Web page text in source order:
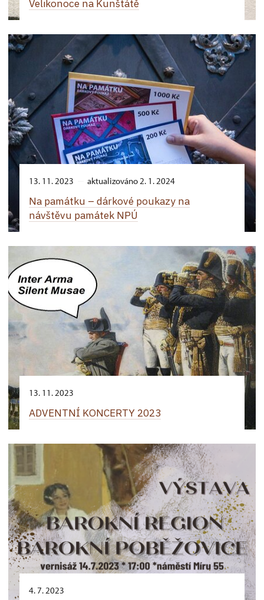
Velikonoce na Kunštátě
13. 11. 2023 aktualizováno 2. 1. 2024
Na památku –⁠ dárkové poukazy na
návštěvu památek NPÚ
13. 11. 2023
ADVENTNÍ KONCERTY 2023
4. 7. 2023